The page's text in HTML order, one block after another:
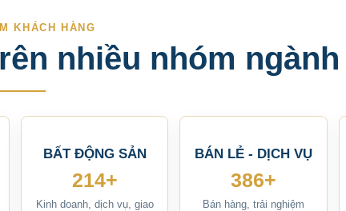
KHÁCH HÀNG
nhiều nhóm ngành
BẤT ĐỘNG SẢN
214+
Kinh doanh, dịch vụ, giao
BÁN LẺ - DỊCH VỤ
386+
Bán hàng, trải nghiệm